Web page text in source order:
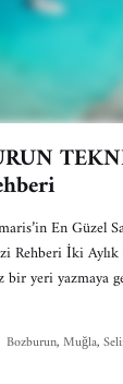
En Güzel
Rehberi İki
yeri yazmaya
Bozburun,Muğla,